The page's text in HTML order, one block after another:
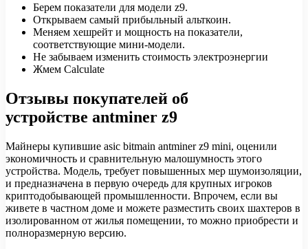
Берем показатели для модели z9.
Открываем самый прибыльный альткоин.
Меняем хешрейт и мощность на показатели,
соответствующие мини-модели.
Не забываем изменить стоимость электроэнергии
Жмем Calculate
Отзывы покупателей об
устройстве antminer z9
Майнеры купившие asic bitmain antminer z9 mini, оценили
экономичность и сравнительную малошумность этого
устройства. Модель, требует повышенных мер шумоизоляции,
и предназначена в первую очередь для крупных игроков
криптодобывающей промышленности. Впрочем, если вы
живете в частном доме и можете разместить своих шахтеров в
изолированном от жилья помещении, то можно приобрести и
полноразмерную версию.